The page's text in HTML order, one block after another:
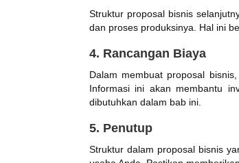
Struktur proposal bisnis
dan proses produksinya. Hal ini
4. Rancangan Biaya
Dalam membuat proposal
Informasi ini akan membantu
dibutuhkan dalam bab ini.
5. Penutup
Struktur dalam proposal bisnis